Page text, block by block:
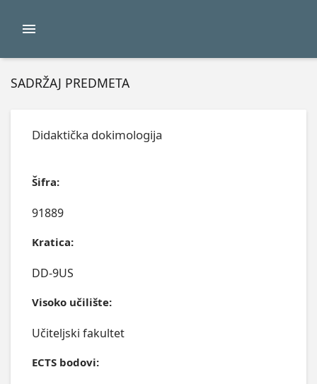
SADRŽAJ PREDMETA
Didaktička dokimologija
Šifra:
91889
Kratica:
DD-9US
Visoko učilište:
Učiteljski fakultet
ECTS bodovi: